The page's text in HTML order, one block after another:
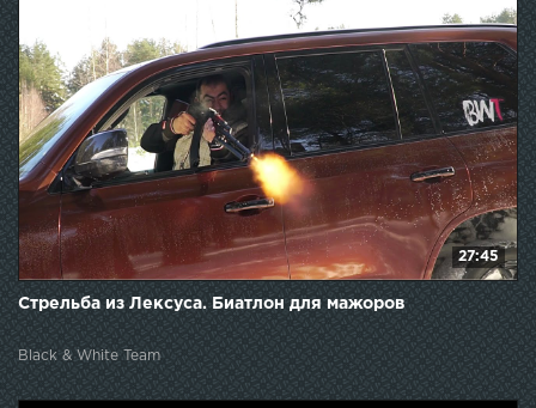
27:45
Стрельба из Лексуса. Биатлон для мажоров
Black & White Team